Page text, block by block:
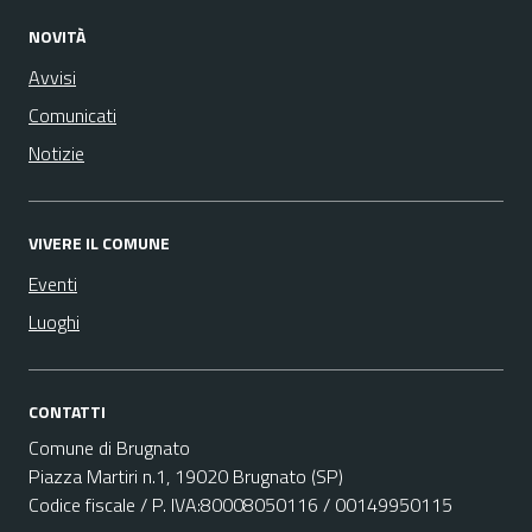
NOVITÀ
Avvisi
Comunicati
Notizie
VIVERE IL COMUNE
Eventi
Luoghi
CONTATTI
Comune di Brugnato
Piazza Martiri n.1, 19020 Brugnato (SP)
Codice fiscale / P. IVA:80008050116 / 00149950115